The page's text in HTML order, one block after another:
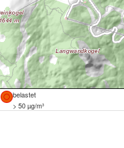
belastet
> 50 µg/m³